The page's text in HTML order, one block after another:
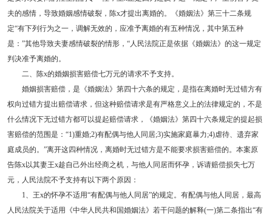
夫的感情，导致婚姻感情破裂，陈x才提出离婚的。《婚姻法》第三十二条规
定“有下列行为之一，调解无效的，应准予离婚的有五种情况，其中第五种
是：”其他导致夫妻感情破裂的情形，“人民法院正是依据《婚姻法》的这一规定
判决准予离婚的。
二、陈x的婚姻损害赔偿七万元的请求不予支持。
婚姻损害赔偿，是《婚姻法》第四十六条的规定，是指在离婚时无过错方有
权向过错方提出赔偿请求，但这种赔偿请求是有严格意义上的法律规定的，不是
什么情况下无过错方都可以提起赔偿请求，《婚姻法》第四十六条规定的提起损
害赔偿的范围是：“1)重婚;2)有配偶与他人同居;3)实施家庭暴力;4)虐待、遗弃家
庭成员的。”离开这四种情况，离婚时无过错方是不能要求损害赔偿的。本案原
告陈x以其妻王x趁自己外出经商之机，与他人同居而怀孕，诉请赔偿损失七万
元，人民法院不予支持有以下两个原因：
1、王x的怀孕不适用“有配偶与他人同居”的规定。有配偶与他人同居，最高
人民法院关于适用《中华人民共和国婚姻法》若干问题的解释(一)第二条指出“有